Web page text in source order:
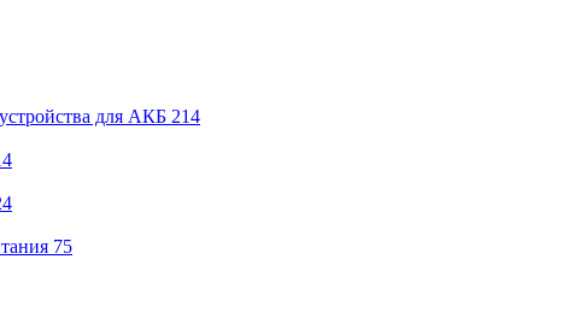
для АКБ 214
75